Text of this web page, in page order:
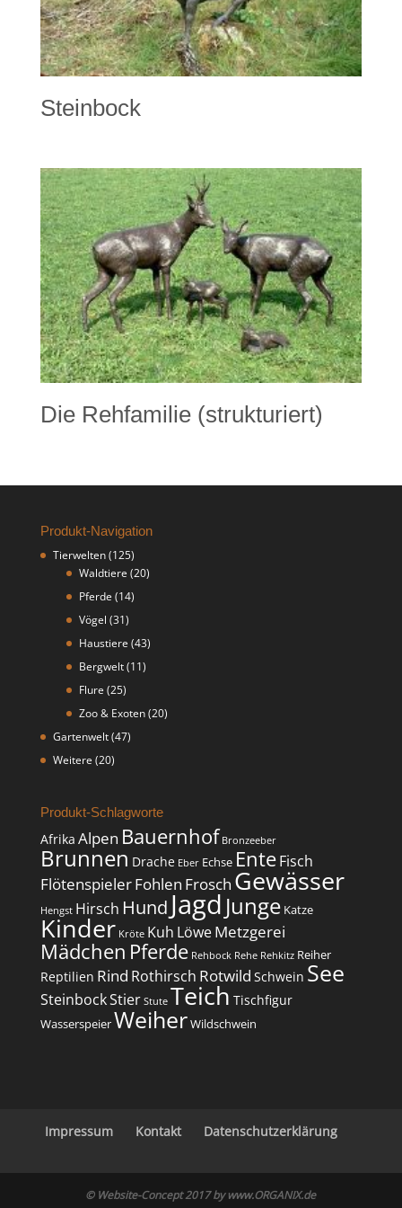
Steinbock
Die Rehfamilie (strukturiert)
Produkt-Navigation
Tierwelten(125)
Waldtiere (20)
Pferde (14)
Vögel (31)
Haustiere (43)
Bergwelt(11)
Flure (25)
Zoo & Exoten(20)
Gartenwelt(47)
Weitere (20)
Produkt-Schlagworte
Afrika Alpen Bauernhof Bronzeeber
Brunnen Drache Eber Echse EnteFisch
FlötenspielerFohlen Frosch Gewässer
Hengst Hirsch Hund Jagd Junge Katze
Kinder Kröte Kuh LöweMetzgerei
Mädchen Pferde Rehbock Rehe Rehkitz Reiher
Reptilien Rind Rothirsch Rotwild Schwein See
SteinbockStier Stute Teich Tischfigur
WasserspeierWeiherWildschwein
Impressum Kontakt Datenschutzerklärung
© Website-Concept 2017 bywww.ORGANIX.de